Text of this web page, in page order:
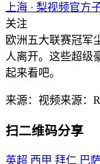
上海 · 梨视频官方
关注
欧洲五大联赛冠军
人离开。这些超级
起来看吧。
来源：视频来源：
扫二维码分享
英超 西甲 拜仁 巴